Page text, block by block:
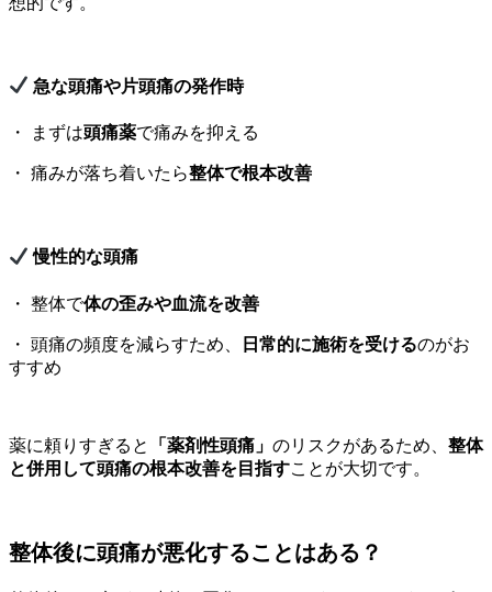
急な頭痛や片頭痛の発作時
・ まずは頭痛薬で痛みを抑える
・ 痛みが落ち着いたら整体で根本改善
慢性的な頭痛
・ 整体で体の歪みや血流を改善
・ 頭痛の頻度を減らすため、 日常的に施術を受けるのがお
すすめ
薬に頼りすぎると 「薬剤性頭痛」 のリスクがあるため、 整体
と併用して頭痛の根本改善を目指すことが大切です。
整体後に頭痛が悪化することはある？